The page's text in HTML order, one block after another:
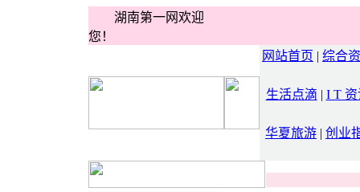
湖南第一网欢迎
您！
网站首页 | 综合
生活点滴 | I T 资
华夏旅游 | 创业